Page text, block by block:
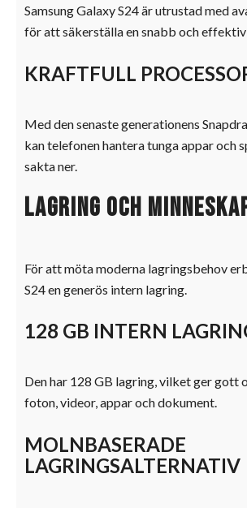
Samsung Galaxy S24 är utrustad med
för att säkerställa en snabb och
KRAFTFULL
Med den senaste generationens
kan telefonen hantera tunga appar och
sakta ner.
Lagring och
För att möta moderna lagringsbehov
S24 en generös intern lagring.
128 GB INTERN
Den har 128 GB lagring, vilket ger gott
foton, videor, appar och dokument.
MOLNBASERADE
LAGRINGSALTERNATIV